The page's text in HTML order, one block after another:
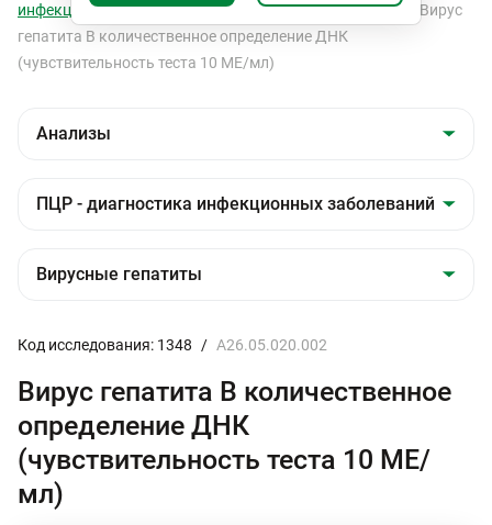
инфекционных заболеваний
Вирусные гепатиты
Вирус
гепатита В количественное определение ДНК
(чувствительность теста 10 МЕ/мл)
Код исследования: 1348 / A26.05.020.002
Вирус гепатита В количественное
определение ДНК
(чувствительность теста 10 МЕ/
мл)